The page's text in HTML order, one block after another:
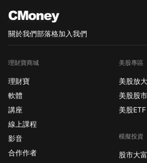
關於我們部落格加入我們
理財寶商城
理財寶
軟體
講座
線上課程
影音
合作作者
美股專區
美股放
美股股市
美股ETF
模擬投資
股市大